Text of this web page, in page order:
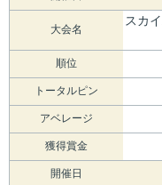
大会名
スカ
順位
トータルピン
アベレージ
獲得賞金
開催日